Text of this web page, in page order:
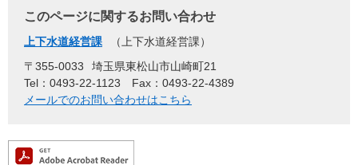
このページに関するお問い合わせ
上下水道経営課
上下水道経営課
〒355-0033
埼玉県東松山市山崎町21
Tel：0493-22-1123
Fax：0493-22-4389
メールでのお問い合わせはこちら